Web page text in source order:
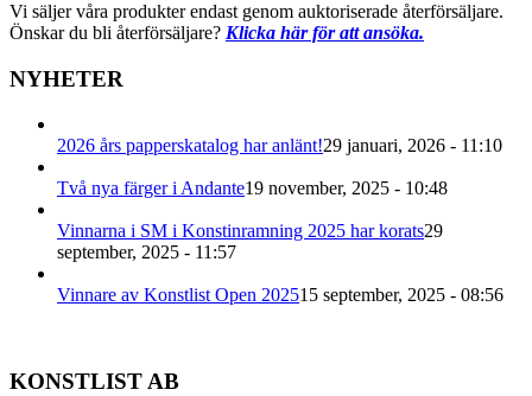
Vi säljer våra produkter endast genom auktoriserade återförsäljare.
Önskar du bli återförsäljare? Klicka här för att ansöka.
NYHETER
2026 års papperskatalog har anlänt!29 januari, 2026 - 11:10
Två nya färger i Andante19 november, 2025 - 10:48
Vinnarna i SM i Konstinramning 2025 har korats29
september, 2025 - 11:57
Vinnare av Konstlist Open 202515 september, 2025 - 08:56
KONSTLIST AB